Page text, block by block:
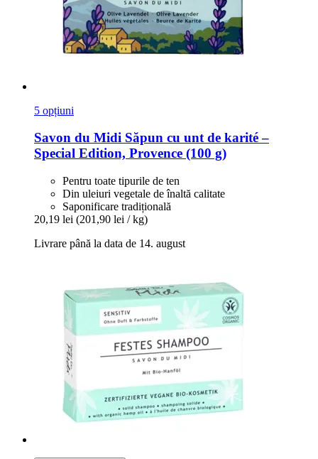
5 opțiuni
Savon du Midi Săpun cu unt de karité –
Special Edition, Provence (100 g)
Pentru toate tipurile de ten
Din uleiuri vegetale de înaltă calitate
Saponificare tradițională
20,19 lei (201,90 lei / kg)
Livrare până la data de 14. august